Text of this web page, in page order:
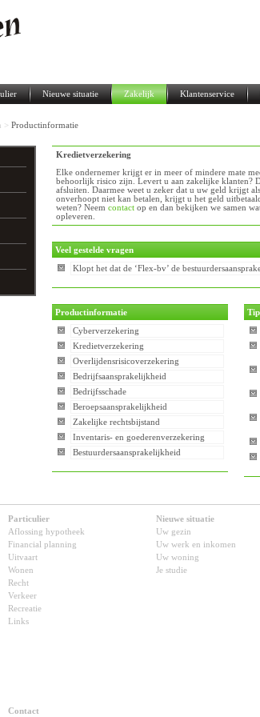
Nieuwe situatie Zakelijk Klantenservice
> Productinformatie
Kredietverzekering
Elke ondernemer krijgt er in meer of mindere mate
behoorlijk risico zijn. Levert u aan zakelijke klanten?
afsluiten. Daarmee weet u zeker dat u uw geld krijgt
onverhoopt niet kan betalen, krijgt u het geld
weten? Neem contact op en dan bekijken we samen
opleveren.
Veel gestelde vragen
Klopt het dat de ‘Flex-bv’ de
Productinformatie
Cyberverzekering
Kredietverzekering
Overlijdensrisicoverzekering
Bedrijfsaansprakelijkheid
Bedrijfsschade
Beroepsaansprakelijkheid
Zakelijke rechtsbijstand
Inventaris- en goederenverzekering
Bestuurdersaansprakelijkheid
Particulier
Aflossing hypotheek
Financial planning
Uitvaart
Wonen
Recht
Verkeer
Recreatie
Links
Nieuwe situatie
Uw gezin
Uw werk en inkomen
Uw woning
Je studie
Contact